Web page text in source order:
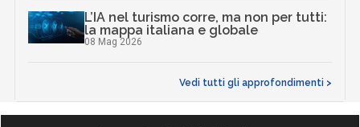
L’IA nel turismo corre, ma non per tutti:
la mappa italiana e globale
08 Mag 2026
Vedi tutti gli approfondimenti >